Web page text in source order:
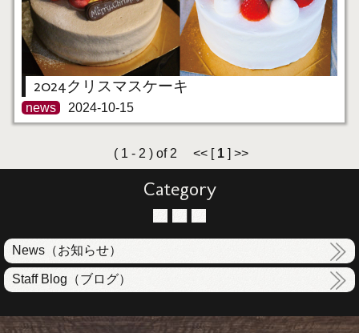
2024クリスマスケーキ
news 2024-10-15
( 1 - 2 ) of 2 << [ 1 ] >>
Category
News（お知らせ）
Staff Blog（ブログ）